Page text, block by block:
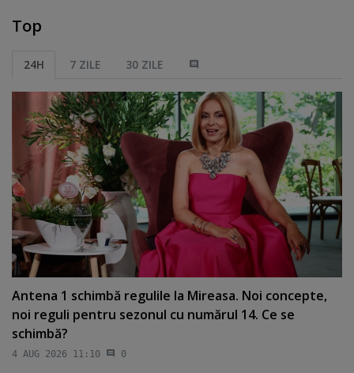
Top
24H 7 ZILE 30 ZILE
Antena 1 schimbă regulile la Mireasa. Noi concepte,
noi reguli pentru sezonul cu numărul 14. Ce se
schimbă?
4 AUG 2026 11:10 0